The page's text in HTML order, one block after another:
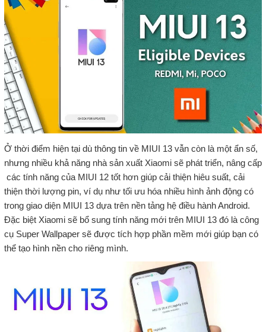
Ở thời điểm hiện tại dù thông tin về MIUI 13 vẫn còn là một ẩn số,
nhưng nhiều khả năng nhà sản xuất Xiaomi sẽ phát triển, nâng cấp
các tính năng của MIUI 12 tốt hơn giúp cải thiện hiêu suất, cải
thiện thời lượng pin, ví dụ như tối ưu hóa nhiều hình ảnh động có
trong giao diện MIUI 13 dựa trên nền tảng hệ điều hành Android.
Đặc biệt Xiaomi sẽ bổ sung tính năng mới trên MIUI 13 đó là công
cụ Super Wallpaper sẽ được tích hợp phần mềm mới giúp bạn có
thể tạo hình nền cho riêng mình.